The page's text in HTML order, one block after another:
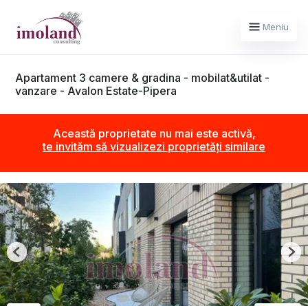
Meniu
Apartament 3 camere & gradina - mobilat&utilat -
vanzare - Avalon Estate-Pipera
Această proprietate nu mai este activă,
te invităm să vizualizezi proprietăți similare
Previous